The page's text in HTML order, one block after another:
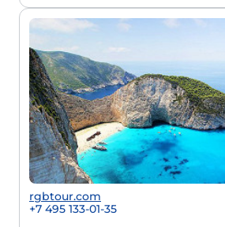
rgbtour.com
+7 495 133-01-35